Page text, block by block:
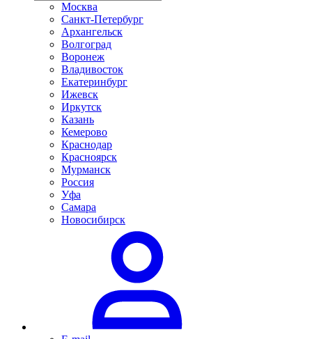
Москва
Санкт-Петербург
Архангельск
Волгоград
Воронеж
Владивосток
Екатеринбург
Ижевск
Иркутск
Казань
Кемерово
Краснодар
Красноярск
Мурманск
Россия
Уфа
Самара
Новосибирск